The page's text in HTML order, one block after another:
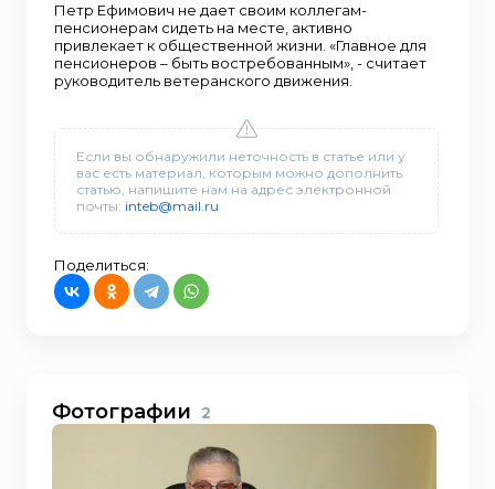
Петр Ефимович не дает своим коллегам-
пенсионерам сидеть на месте, активно
привлекает к общественной жизни. «Главное для
пенсионеров – быть востребованным», - считает
руководитель ветеранского движения.
Если вы обнаружили неточность в статье или у
вас есть материал, которым можно дополнить
статью, напишите нам на адрес электронной
почты: inteb@mail.ru
Поделиться:
Фотографии 2